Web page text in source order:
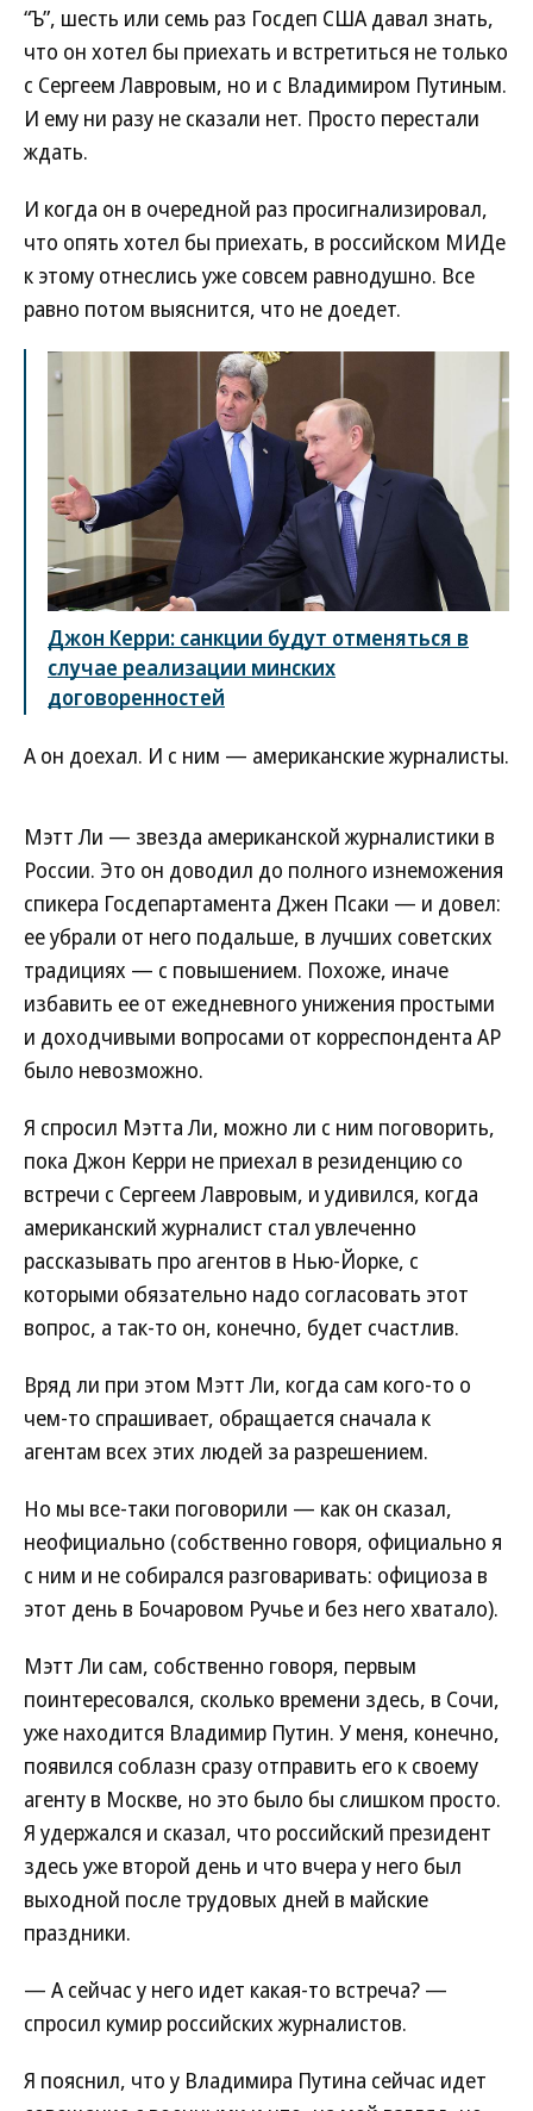
“Ъ”, шесть или семь раз Госдеп США давал знать,
что он хотел бы приехать и встретиться не только
с Сергеем Лавровым, но и с Владимиром Путиным.
И ему ни разу не сказали нет. Просто перестали
ждать.
И когда он в очередной раз просигнализировал,
что опять хотел бы приехать, в российском МИДе
к этому отнеслись уже совсем равнодушно. Все
равно потом выяснится, что не доедет.
Джон Керри: санкции будут отменяться в
случае реализации минских
договоренностей
А он доехал. И с ним — американские журналисты.
Мэтт Ли — звезда американской журналистики в
России. Это он доводил до полного изнеможения
спикера Госдепартамента Джен Псаки — и довел:
ее убрали от него подальше, в лучших советских
традициях — с повышением. Похоже, иначе
избавить ее от ежедневного унижения простыми
и доходчивыми вопросами от корреспондента АР
было невозможно.
Я спросил Мэтта Ли, можно ли с ним поговорить,
пока Джон Керри не приехал в резиденцию со
встречи с Сергеем Лавровым, и удивился, когда
американский журналист стал увлеченно
рассказывать про агентов в Нью-Йорке, с
которыми обязательно надо согласовать этот
вопрос, а так-то он, конечно, будет счастлив.
Вряд ли при этом Мэтт Ли, когда сам кого-то о
чем-то спрашивает, обращается сначала к
агентам всех этих людей за разрешением.
Но мы все-таки поговорили — как он сказал,
неофициально (собственно говоря, официально я
с ним и не собирался разговаривать: официоза в
этот день в Бочаровом Ручье и без него хватало).
Мэтт Ли сам, собственно говоря, первым
поинтересовался, сколько времени здесь, в Сочи,
уже находится Владимир Путин. У меня, конечно,
появился соблазн сразу отправить его к своему
агенту в Москве, но это было бы слишком просто.
Я удержался и сказал, что российский президент
здесь уже второй день и что вчера у него был
выходной после трудовых дней в майские
праздники.
— А сейчас у него идет какая-то встреча? —
спросил кумир российских журналистов.
Я пояснил, что у Владимира Путина сейчас идет